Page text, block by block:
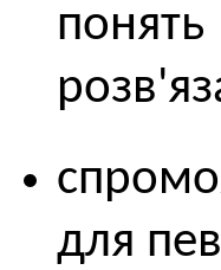
для